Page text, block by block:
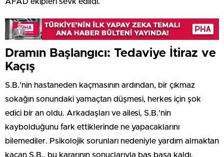
Dramın Başlangıcı: Tedaviye İtiraz ve
Kaçış
S.B.’nin hastaneden kaçmasının ardından, bir çıkmaz
sokağın sonundaki yamaçtan düşmesi, herkes için şok
edici bir an oldu. Arkadaşları ve ailesi, S.B.’nin
kaybolduğunu fark ettiklerinde ne yapacaklarını
bilemediler. Psikolojik sorunları nedeniyle yardım almaktan
kaçan S.B., bu kararının sonuçlarıyla baş başa kaldı.